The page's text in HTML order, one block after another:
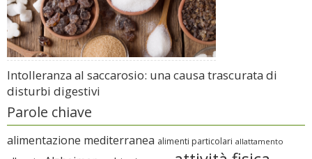
Intolleranza al saccarosio: una causa trascurata di
disturbi digestivi
Parole chiave
alimentazione mediterranea alimenti particolari allattamento